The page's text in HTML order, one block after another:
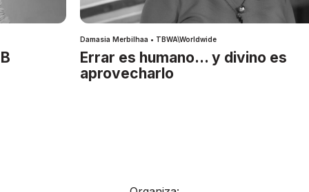
Damasia Merbilhaa • TBWA\Worldwide
Errar es humano… y divino es
aprovecharlo